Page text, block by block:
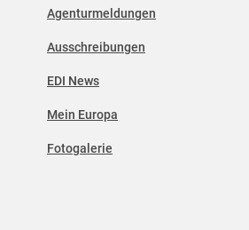
Agenturmeldungen
Ausschreibungen
EDI News
Mein Europa
Fotogalerie